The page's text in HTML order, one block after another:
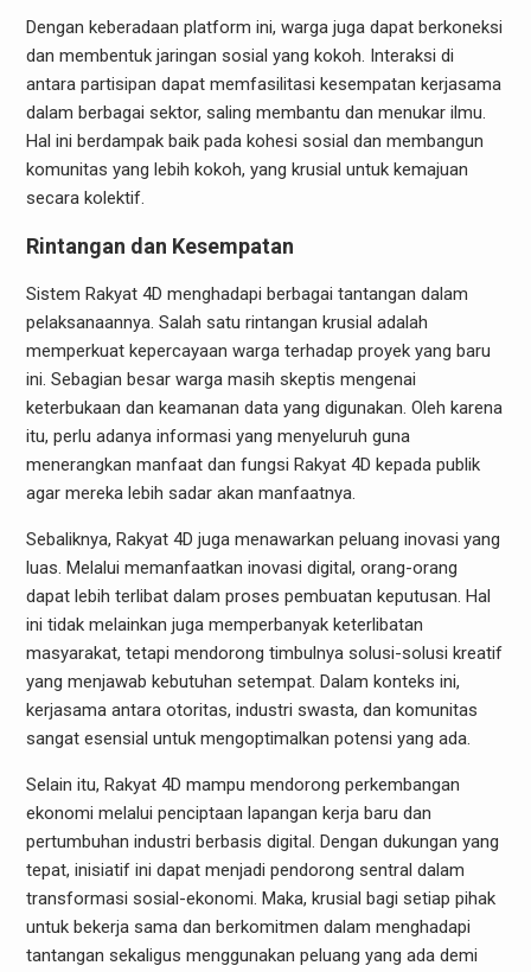
Dengan keberadaan platform ini, warga juga dapat berkoneksi
dan membentuk jaringan sosial yang kokoh. Interaksi di
antara partisipan dapat memfasilitasi kesempatan kerjasama
dalam berbagai sektor, saling membantu dan menukar ilmu.
Hal ini berdampak baik pada kohesi sosial dan membangun
komunitas yang lebih kokoh, yang krusial untuk kemajuan
secara kolektif.
Rintangan dan Kesempatan
Sistem Rakyat 4D menghadapi berbagai tantangan dalam
pelaksanaannya. Salah satu rintangan krusial adalah
memperkuat kepercayaan warga terhadap proyek yang baru
ini. Sebagian besar warga masih skeptis mengenai
keterbukaan dan keamanan data yang digunakan. Oleh karena
itu, perlu adanya informasi yang menyeluruh guna
menerangkan manfaat dan fungsi Rakyat 4D kepada publik
agar mereka lebih sadar akan manfaatnya.
Sebaliknya, Rakyat 4D juga menawarkan peluang inovasi yang
luas. Melalui memanfaatkan inovasi digital, orang-orang
dapat lebih terlibat dalam proses pembuatan keputusan. Hal
ini tidak melainkan juga memperbanyak keterlibatan
masyarakat, tetapi mendorong timbulnya solusi-solusi kreatif
yang menjawab kebutuhan setempat. Dalam konteks ini,
kerjasama antara otoritas, industri swasta, dan komunitas
sangat esensial untuk mengoptimalkan potensi yang ada.
Selain itu, Rakyat 4D mampu mendorong perkembangan
ekonomi melalui penciptaan lapangan kerja baru dan
pertumbuhan industri berbasis digital. Dengan dukungan yang
tepat, inisiatif ini dapat menjadi pendorong sentral dalam
transformasi sosial-ekonomi. Maka, krusial bagi setiap pihak
untuk bekerja sama dan berkomitmen dalam menghadapi
tantangan sekaligus menggunakan peluang yang ada demi